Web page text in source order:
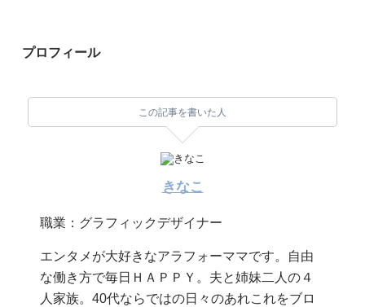
プロフィール
この記事を書いた人
きなこ
職業：グラフィックデザイナー
エンタメが大好きなアラフォーママです。自由
な働き方で毎日ＨＡＰＰＹ。夫と姉妹二人の４
人家族。40代ならではの日々のあれこれをブロ